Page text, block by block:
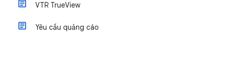
VTR TrueView
Yêu cầu quảng cáo